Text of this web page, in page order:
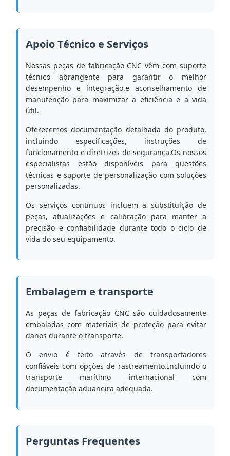
Apoio Técnico e Serviços
Nossas peças de fabricação CNC vêm com suporte
técnico abrangente para garantir o melhor
desempenho e integração.e aconselhamento de
manutenção para maximizar a eficiência e a vida
útil.
Oferecemos documentação detalhada do produto,
incluindo especificações, instruções de
funcionamento e diretrizes de segurança.Os nossos
especialistas estão disponíveis para questões
técnicas e suporte de personalização com soluções
personalizadas.
Os serviços contínuos incluem a substituição de
peças, atualizações e calibração para manter a
precisão e confiabilidade durante todo o ciclo de
vida do seu equipamento.
Embalagem e transporte
As peças de fabricação CNC são cuidadosamente
embaladas com materiais de proteção para evitar
danos durante o transporte.
O envio é feito através de transportadores
confiáveis com opções de rastreamento.Incluindo o
transporte marítimo internacional com
documentação aduaneira adequada.
Perguntas Frequentes